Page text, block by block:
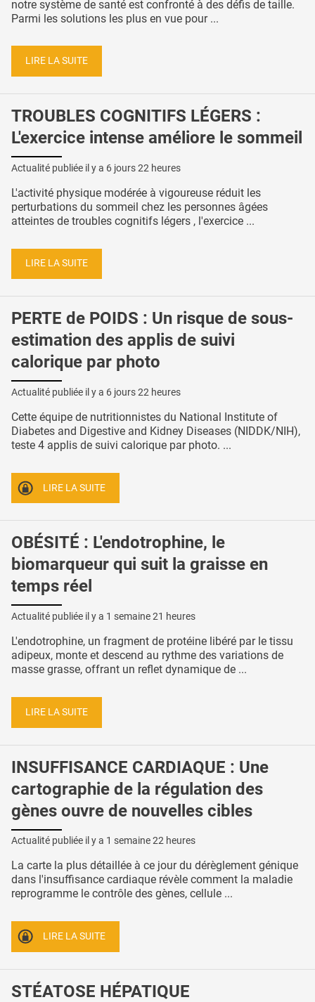
notre système de santé est confronté à des défis de taille.
Parmi les solutions les plus en vue pour ...
LIRE LA SUITE
TROUBLES COGNITIFS LÉGERS :
L'exercice intense améliore le sommeil
Actualité publiée il y a 6 jours 22 heures
L'activité physique modérée à vigoureuse réduit les
perturbations du sommeil chez les personnes âgées
atteintes de troubles cognitifs légers , l'exercice ...
LIRE LA SUITE
PERTE de POIDS : Un risque de sous-
estimation des applis de suivi
calorique par photo
Actualité publiée il y a 6 jours 22 heures
Cette équipe de nutritionnistes du National Institute of
Diabetes and Digestive and Kidney Diseases (NIDDK/NIH),
teste 4 applis de suivi calorique par photo. ...
LIRE LA SUITE
OBÉSITÉ : L'endotrophine, le
biomarqueur qui suit la graisse en
temps réel
Actualité publiée il y a 1 semaine 21 heures
L'endotrophine, un fragment de protéine libéré par le tissu
adipeux, monte et descend au rythme des variations de
masse grasse, offrant un reflet dynamique de ...
LIRE LA SUITE
INSUFFISANCE CARDIAQUE : Une
cartographie de la régulation des
gènes ouvre de nouvelles cibles
Actualité publiée il y a 1 semaine 22 heures
La carte la plus détaillée à ce jour du dérèglement génique
dans l'insuffisance cardiaque révèle comment la maladie
reprogramme le contrôle des gènes, cellule ...
LIRE LA SUITE
STÉATOSE HÉPATIQUE